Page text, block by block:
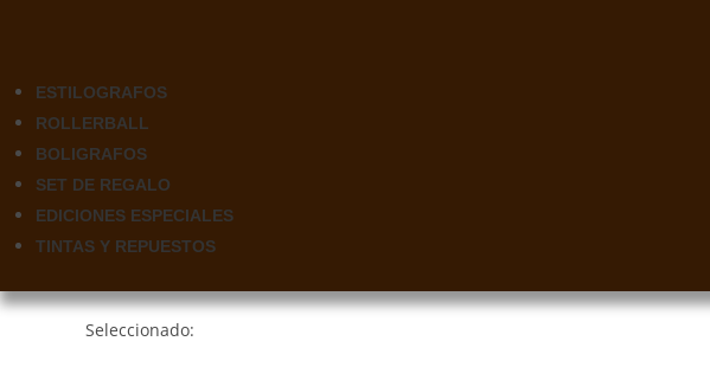
ESTILOGRAFOS
ROLLERBALL
BOLIGRAFOS
SET DE REGALO
EDICIONES ESPECIALES
TINTAS Y REPUESTOS
Seleccionado: